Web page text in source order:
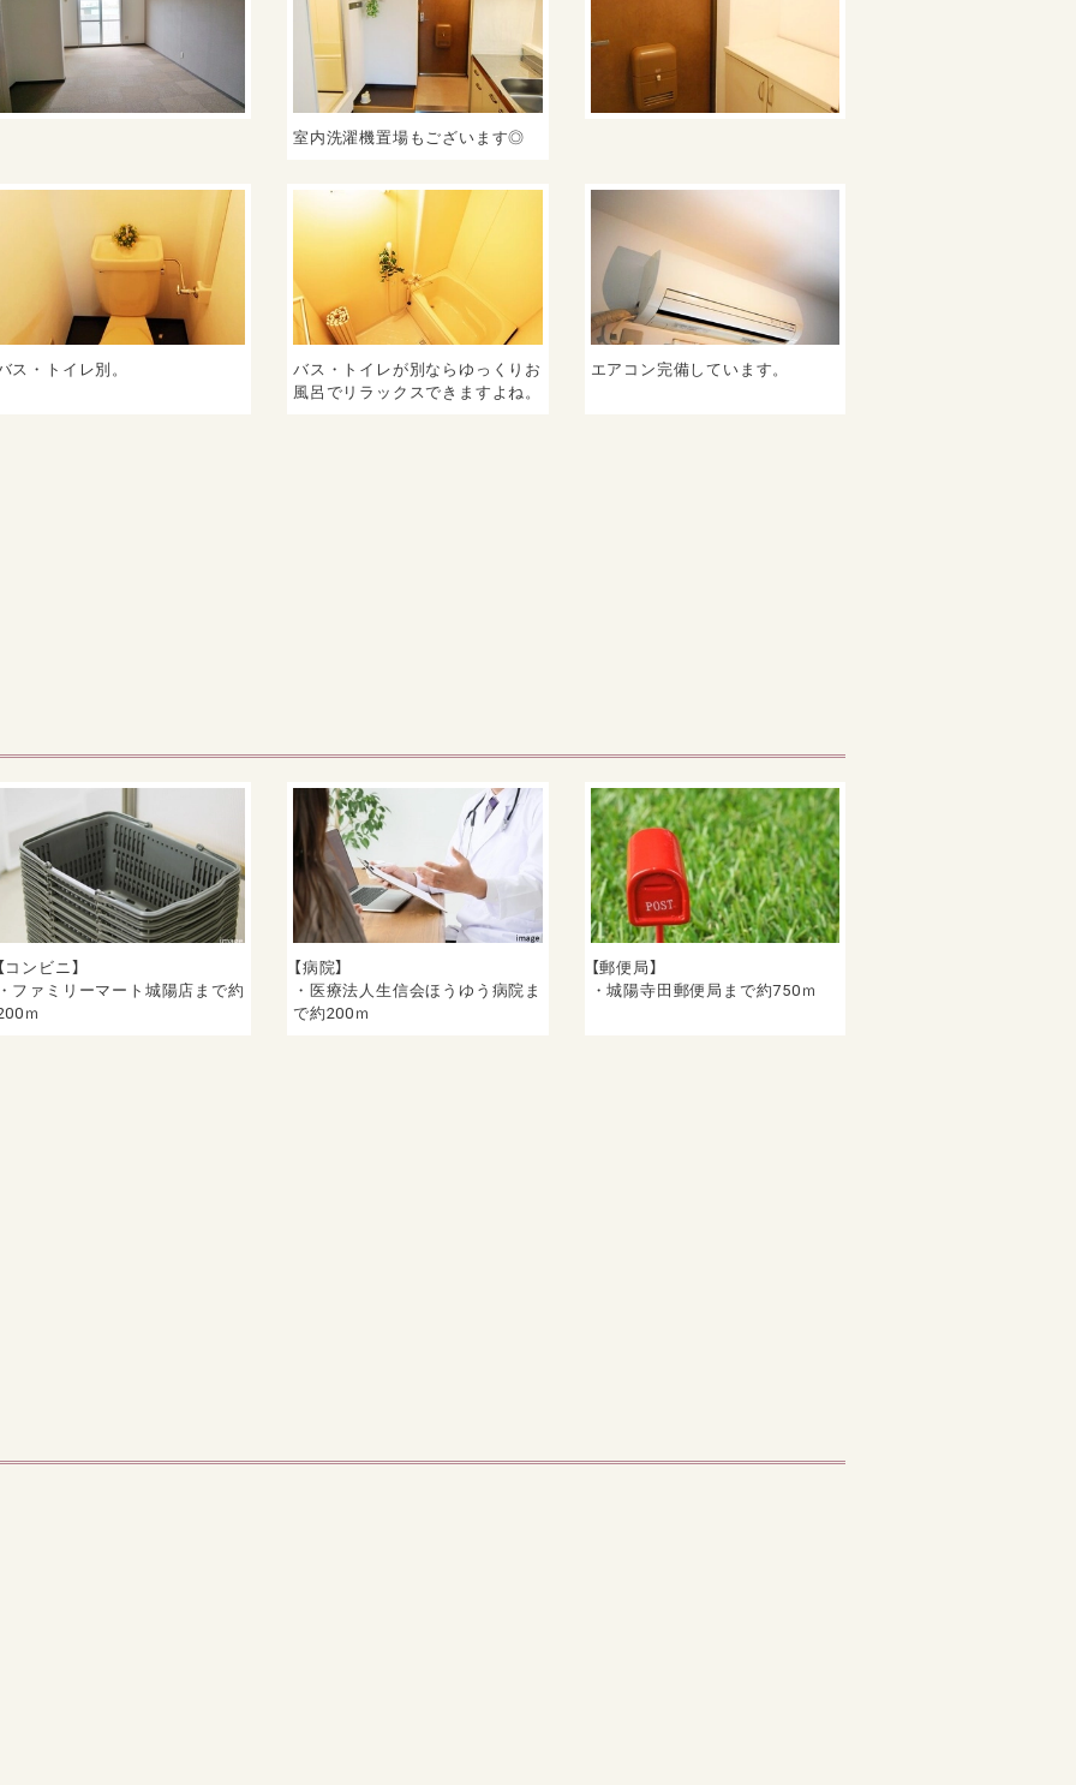
室内洗濯機置場もございます◎
ス・トイレ別。
バス・トイレが別ならゆっくりお
風呂でリラックスできますよね。
エアコン完備しています。
コンビニ】
ファミリーマート城陽店まで約
ｍ
【病院】
・医療法人生信会ほうゆう病院ま
で約200ｍ
【郵便局】
・城陽寺田郵便局まで約750ｍ